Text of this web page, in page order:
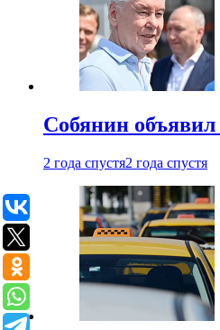
Собянин
2 года спустя2 года спустя